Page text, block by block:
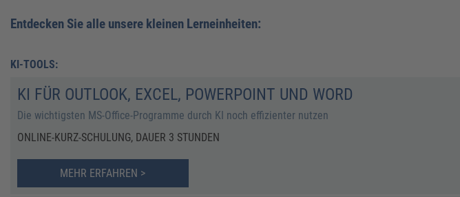
Entdecken Sie alle unsere kleinen Lerneinheiten:
KI-TOOLS:
KI FÜR OUTLOOK, EXCEL, POWERPOINT UND WORD
Die wichtigsten MS-Office-Programme durch KI noch effizienter nutzen
ONLINE-KURZ-SCHULUNG, DAUER 3 STUNDEN
MEHR ERFAHREN >